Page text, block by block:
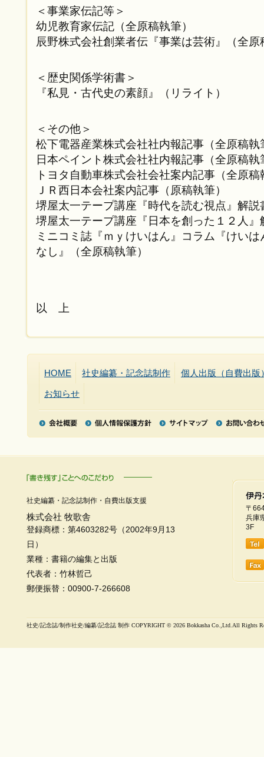
＜事業家伝記等＞
幼児教育家伝記（全原稿執筆）
辰野株式会社創業者伝『事業は芸術』（全原
＜歴史関係学術書＞
『私見・古代史の素顔』（リライト）
＜その他＞
松下電器産業株式会社社内報記事（全原稿執
日本ペイント株式会社社内報記事（全原稿執
トヨタ自動車株式会社会社案内記事（全原稿
ＪＲ西日本会社案内記事（原稿執筆）
堺屋太一テープ講座『時代を読む視点』解説
堺屋太一テープ講座『日本を創った１２人
ミニコミ誌『ｍｙけいはん』コラム『けい
なし』（全原稿執筆）
以 上
HOME 社史編纂・記念誌制作 個人出版（自費出版
お知らせ
社史編纂・記念誌制作・自費出版支援
株式会社 牧歌舎
登録商標：第4603282号（2002年9月13
日）
業種：書籍の編集と出版
代表者：竹林哲己
郵便振替：00900-7-266608
〒
兵庫
3F
社史/記念誌/制作社史/編纂/記念誌 制作 COPYRIGHT © 2026 Bokkasha Co.,Ltd.All Rights